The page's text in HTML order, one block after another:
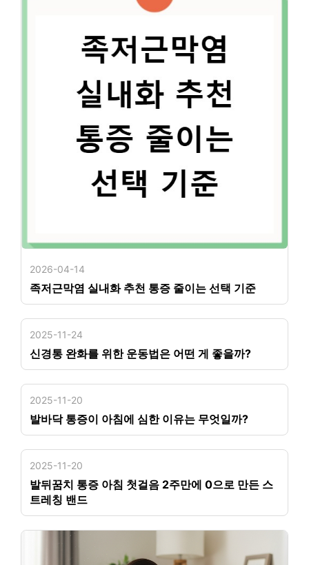
2026-04-14
족저근막염 실내화 추천 통증 줄이는 선택 기준
2025-11-24
신경통 완화를 위한 운동법은 어떤 게 좋을까?
2025-11-20
발바닥 통증이 아침에 심한 이유는 무엇일까?
2025-11-20
발뒤꿈치 통증 아침 첫걸음 2주만에 0으로 만든 스
트레칭 밴드